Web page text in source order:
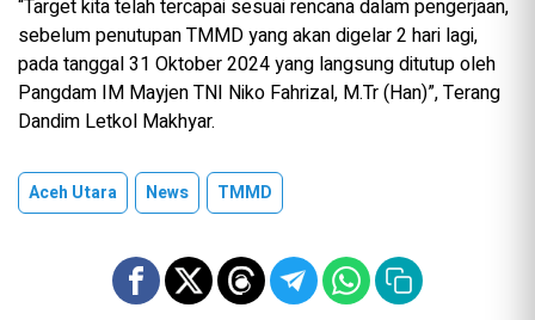
“Target kita telah tercapai sesuai rencana dalam pengerjaan,
sebelum penutupan TMMD yang akan digelar 2 hari lagi,
pada tanggal 31 Oktober 2024 yang langsung ditutup oleh
Pangdam IM Mayjen TNI Niko Fahrizal, M.Tr (Han)”, Terang
Dandim Letkol Makhyar.
Aceh Utara News TMMD